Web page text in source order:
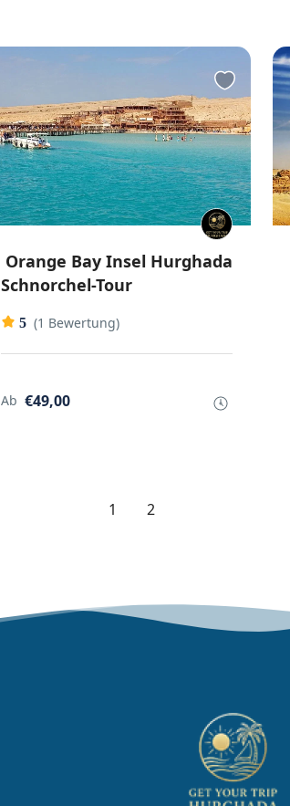
Orange Bay Insel Hurghada
Schnorchel-Tour
5 (1 Bewertung)
Ab €49,00
1 2